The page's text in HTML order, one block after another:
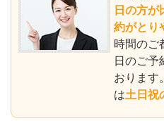
日の方が
約がとり
時間のご
日のご予
おります
は土日祝